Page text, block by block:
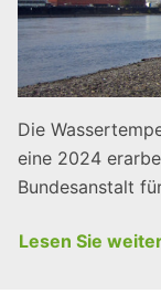
Die
eine 2024
Bundesanstalt
Lesen Sie